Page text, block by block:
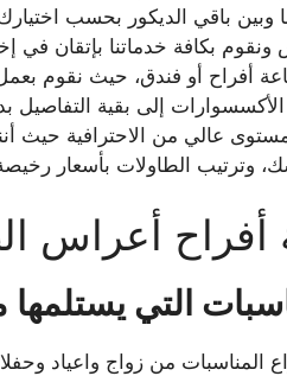
وبين باقي الديكور بحسب
بكافة خدماتنا بإتقان في
أفراح أو فندق، حيث نقوم
إلى بقية التفاصيل
عالي من الاحترافية حيث
وترتيب الطاولات بأسعار
أفراح أعراس
التي
المناسبات من زواج واعياد